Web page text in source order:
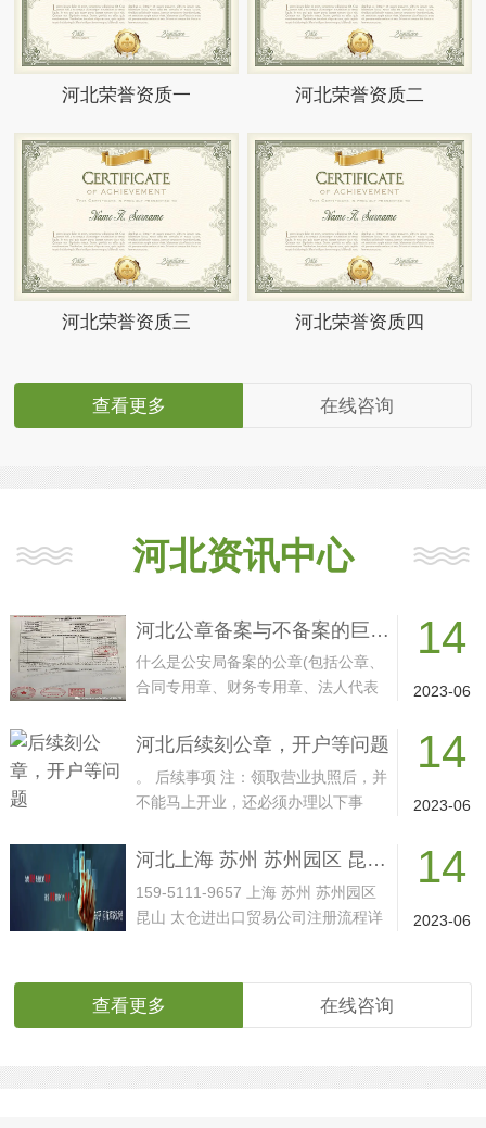
河北荣誉资质一 河北荣誉资质二
河北荣誉资质三 河北荣誉资质四
查看更多 在线咨询
河北资讯中心
河北公章备案与不备案的巨大差别
什么是公安局备案的公章(包括公章、
合同专用章、财务专用章、法人代表
14
2023-06
河北后续刻公章，开户等问题
。 后续事项 注：领取营业执照后，并
不能马上开业，还必须办理以下事
14
2023-06
河北上海 苏州 苏州园区 昆山 太仓进出口贸易公司注册 跨境贸易公司注册 国际贸易公司注册代办 对外贸易经营者备案，进出口权，进出口资质，进出口许可证，企业办理进出口权，产地证，信用证免费咨询办理流程
159-5111-9657 上海 苏州 苏州园区
昆山 太仓进出口贸易公司注册流程详
14
2023-06
查看更多 在线咨询